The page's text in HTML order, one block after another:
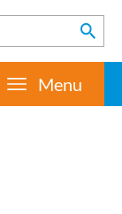
Menu